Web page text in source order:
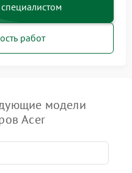
работ
модели
Acer